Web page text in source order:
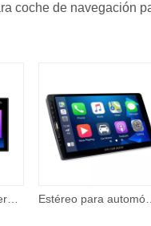
coche de navegación